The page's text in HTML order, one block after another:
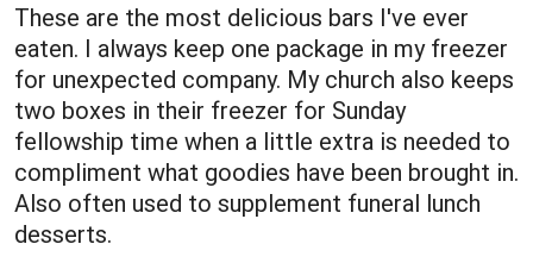
These are the most delicious bars I've ever
eaten. I always keep one package in my freezer
for unexpected company. My church also keeps
two boxes in their freezer for Sunday
fellowship time when a little extra is needed to
compliment what goodies have been brought in.
Also often used to supplement funeral lunch
desserts.